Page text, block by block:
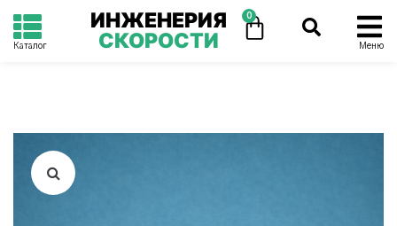
Каталог
ИНЖЕНЕРИЯ
СКОРОСТИ
0
Меню